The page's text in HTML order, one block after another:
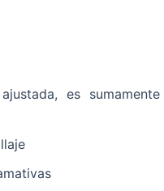
es